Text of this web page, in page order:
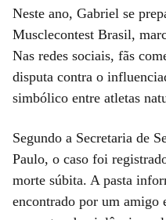
Neste ano, Gabriel se
Musclecontest Brasil,
Nas redes sociais, fãs
disputa contra o
simbólico entre atletas
Segundo a Secretaria de
Paulo, o caso foi
morte súbita. A pasta
encontrado por um amigo